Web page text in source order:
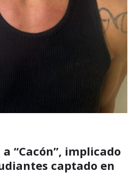
“Cacón”, implicado
captado en